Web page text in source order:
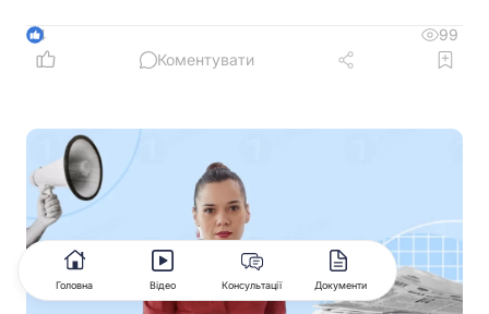
більше можливостей для фінансування
оборотного капіталу за нижчою ставкою, а з 1
4
99
Коментувати
Головна Відео Консультації Документи